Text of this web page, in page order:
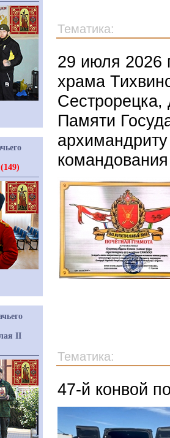
Тематика:
29 июля 2026
храма
Сестрорецка,
Памяти
Тематика:
47-й конвой
(149)
II